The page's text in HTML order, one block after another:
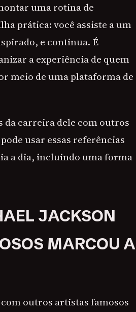
uma rotina de
prática: você assiste a um
e continua. É
a experiência de quem
meio de uma plataforma de
da carreira dele com outros
usar essas referências
a dia, incluindo uma forma
JACKSON
MARCOU A
outros artistas famosos